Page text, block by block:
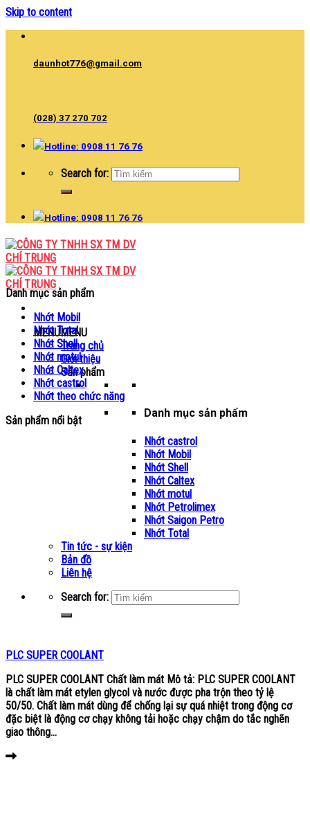
Skip to content
daunhot776@gmail.com
(028) 37 270 702
Hotline: 0908 11 76 76
Search for:
Hotline: 0908 11 76 76
MENUMENU
Trang chủ
Giới thiệu
Sản phẩm
Danh mục sản phẩm
Nhớt castrol
Nhớt Mobil
Nhớt Shell
Nhớt Caltex
Nhớt motul
Nhớt Petrolimex
Nhớt Saigon Petro
Nhớt Total
Tin tức - sự kiện
Bản đồ
Liên hệ
Search for:
Danh mục sản phẩm
Nhớt Mobil
Nhớt Total
Nhớt Shell
Nhớt motul
Nhớt Caltex
Nhớt castrol
Nhớt theo chức năng
Sản phẩm nổi bật
PLC SUPER COOLANT
PLC SUPER COOLANT Chất làm mát Mô tả: PLC SUPER COOLANT
là chất làm mát etylen glycol và nước được pha trộn theo tỷ lệ
50/50. Chất làm mát dùng để chống lại sự quá nhiệt trong động cơ
đặc biệt là động cơ chạy không tải hoặc chạy chậm do tắc nghẽn
giao thông...